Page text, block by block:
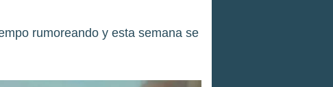
rumoreando y esta semana se